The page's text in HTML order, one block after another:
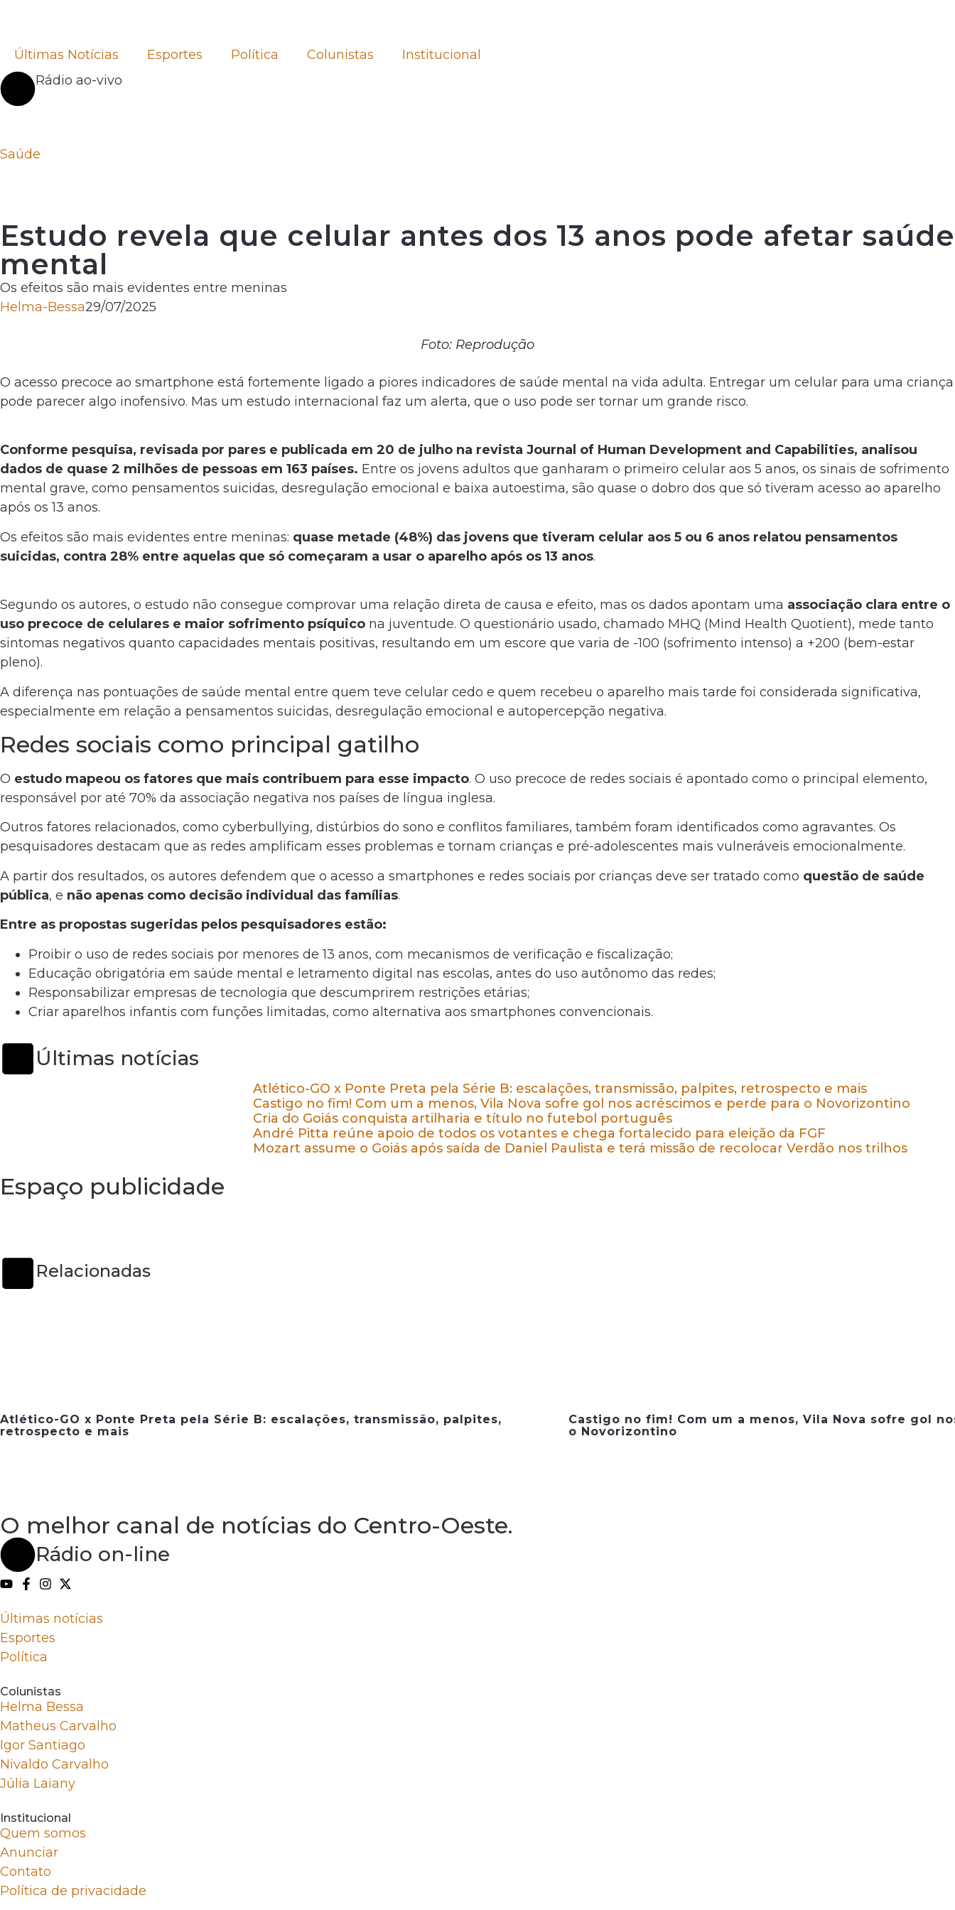
Últimas Notícias Esportes Política Colunistas
Institucional
Rádio ao-vivo
Saúde
Estudo revela que celular antes dos 13 anos pode afetar saúde
mental
Os efeitos são mais evidentes entre meninas
Helma-Bessa29/07/2025
Foto: Reprodução
O acesso precoce ao smartphone está fortemente ligado a piores indicadores de saúde mental na vida adulta. Entregar um celular para uma criança
pode parecer algo inofensivo. Mas um estudo internacional faz um alerta, que o uso pode ser tornar um grande risco.
Conforme pesquisa, revisada por pares e publicada em 20 de julho na revista Journal of Human Development and Capabilities, analisou
dados de quase 2 milhões de pessoas em 163 países. Entre os jovens adultos que ganharam o primeiro celular aos 5 anos, os sinais de sofrimento
mental grave, como pensamentos suicidas, desregulação emocional e baixa autoestima, são quase o dobro dos que só tiveram acesso ao aparelho
após os 13 anos.
Os efeitos são mais evidentes entre meninas: quase metade (48%) das jovens que tiveram celular aos 5 ou 6 anos relatou pensamentos
suicidas, contra 28% entre aquelas que só começaram a usar o aparelho após os 13 anos.
Segundo os autores, o estudo não consegue comprovar uma relação direta de causa e efeito, mas os dados apontam uma associação clara entre o
uso precoce de celulares e maior sofrimento psíquico na juventude. O questionário usado, chamado MHQ (Mind Health Quotient), mede tanto
sintomas negativos quanto capacidades mentais positivas, resultando em um escore que varia de -100 (sofrimento intenso) a +200 (bem-estar
pleno).
A diferença nas pontuações de saúde mental entre quem teve celular cedo e quem recebeu o aparelho mais tarde foi considerada significativa,
especialmente em relação a pensamentos suicidas, desregulação emocional e autopercepção negativa.
Redes sociais como principal gatilho
O estudo mapeou os fatores que mais contribuem para esse impacto. O uso precoce de redes sociais é apontado como o principal elemento,
responsável por até 70% da associação negativa nos países de língua inglesa.
Outros fatores relacionados, como cyberbullying, distúrbios do sono e conflitos familiares, também foram identificados como agravantes. Os
pesquisadores destacam que as redes amplificam esses problemas e tornam crianças e pré-adolescentes mais vulneráveis emocionalmente.
A partir dos resultados, os autores defendem que o acesso a smartphones e redes sociais por crianças deve ser tratado como questão de saúde
pública, e não apenas como decisão individual das famílias.
Entre as propostas sugeridas pelos pesquisadores estão:
Proibir o uso de redes sociais por menores de 13 anos, com mecanismos de verificação e fiscalização;
Educação obrigatória em saúde mental e letramento digital nas escolas, antes do uso autônomo das redes;
Responsabilizar empresas de tecnologia que descumprirem restrições etárias;
Criar aparelhos infantis com funções limitadas, como alternativa aos smartphones convencionais.
Últimas notícias
Atlético-GO x Ponte Preta pela Série B: escalações, transmissão, palpites, retrospecto e mais
Castigo no fim! Com um a menos, Vila Nova sofre gol nos acréscimos e perde para o Novorizontino
Cria do Goiás conquista artilharia e título no futebol português
André Pitta reúne apoio de todos os votantes e chega fortalecido para eleição da FGF
Mozart assume o Goiás após saída de Daniel Paulista e terá missão de recolocar Verdão nos trilhos
Espaço publicidade
Relacionadas
Atlético-GO x Ponte Preta pela Série B: escalações, transmissão, palpites,
retrospecto e mais
Castigo no fim! Com um a menos, Vila Nova sofre gol
o Novorizontino
O melhor canal de notícias do Centro-Oeste.
Rádio on-line
Últimas notícias
Esportes
Política
Colunistas
Helma Bessa
Matheus Carvalho
Igor Santiago
Nivaldo Carvalho
Júlia Laiany
Institucional
Quem somos
Anunciar
Contato
Política de privacidade